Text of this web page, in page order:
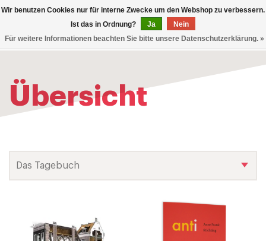
0
Übersicht
Wir benutzen Cookies nur für interne Zwecke um den Webshop zu verbessern.
Ist das in Ordnung?
Ja
Nein
Für weitere Informationen beachten Sie bitte unsere Datenschutzerklärung. »